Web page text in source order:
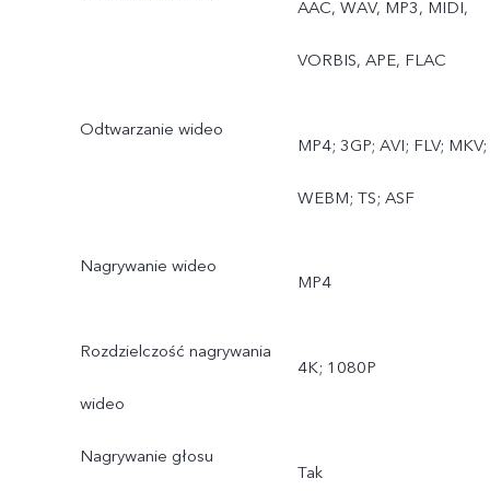
Pro, Jedzenie, Fotografia
podwodna, Widok
Tryb poklatkowy,
AAC, WAV, MP3, MIDI,
VORBIS, APE, FLAC
Odtwarzanie wideo
MP4; 3GP; AVI; FLV; MKV;
WEBM; TS; ASF
Nagrywanie wideo
MP4
Rozdzielczość nagrywania
wideo
4K; 1080P
Nagrywanie głosu
Tak